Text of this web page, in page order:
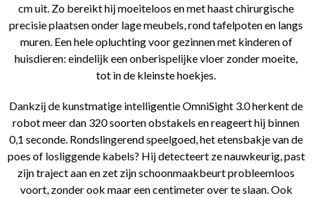
cm uit. Zo bereikt hij moeiteloos en met haast chirurgische
precisie plaatsen onder lage meubels, rond tafelpoten en langs
muren. Een hele opluchting voor gezinnen met kinderen of
huisdieren: eindelijk een onberispelijke vloer zonder moeite,
tot in de kleinste hoekjes.
Dankzij de kunstmatige intelligentie OmniSight 3.0 herkent de
robot meer dan 320 soorten obstakels en reageert hij binnen
0,1 seconde. Rondslingerend speelgoed, het etensbakje van de
poes of losliggende kabels? Hij detecteert ze nauwkeurig, past
zijn traject aan en zet zijn schoonmaakbeurt probleemloos
voort, zonder ook maar een centimeter over te slaan. Ook